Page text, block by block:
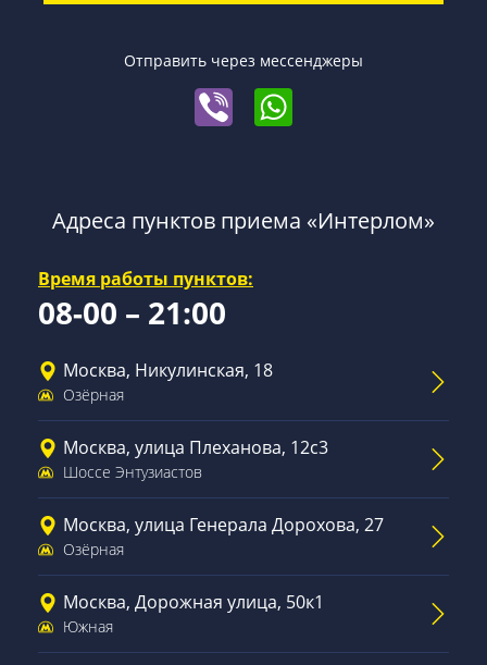
Отправить через мессенджеры
Адреса пунктов приема «Интерлом»
Время работы пунктов:
08-00 – 21:00
Москва, Никулинская, 18
Озёрная
Москва, улица Плеханова, 12с3
Шоссе Энтузиастов
Москва, улица Генерала Дорохова, 27
Озёрная
Москва, Дорожная улица, 50к1
Южная